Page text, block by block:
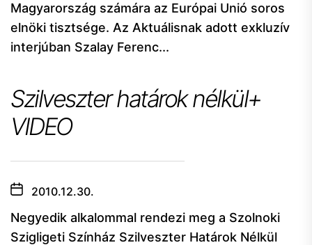
Magyarország számára az Európai Unió soros
elnöki tisztsége. Az Aktuálisnak adott exkluzív
interjúban Szalay Ferenc...
Szilveszter határok nélkül+
VIDEO
2010.12.30.
Negyedik alkalommal rendezi meg a Szolnoki
Szigligeti Színház Szilveszter Határok Nélkül